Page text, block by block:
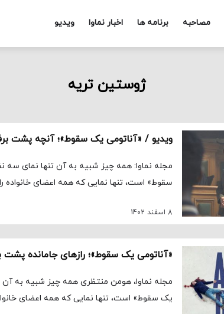
مصاحبه برنامه ها اخبار نماوا ویدیو
ژوستین تریه
ویدیو / «آناتومی یک سقوط»؛ آنچه پشت
مجله نماوا: همه چیز شبیه به آن تنها نمای سه
سقوط» است، تنها نمایی که همه اعضای خانواده
8 اسفند 1402
«آناتومی یک سقوط»؛ رازهای جامانده پشت
مجله نماوا، هومن منتظری همه چیز شبیه به آن
یک سقوط» است، تنها نمایی که همه اعضای